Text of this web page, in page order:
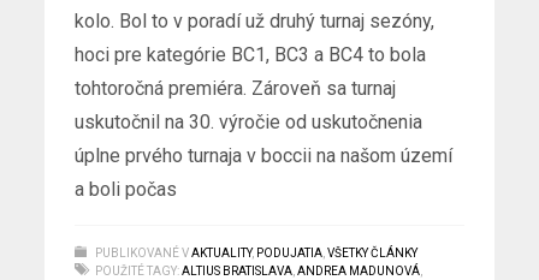
kolo. Bol to v poradí už druhý turnaj sezóny,
hoci pre kategórie BC1, BC3 a BC4 to bola
tohtoročná premiéra. Zároveň sa turnaj
uskutočnil na 30. výročie od uskutočnenia
úplne prvého turnaja v boccii na našom území
a boli počas
PUBLIKOVANÉ V AKTUALITY, PODUJATIA ,VŠETKY ČLÁNKY
POUŽITÉ TAGY: ALTIUS BRATISLAVA ,ANDREA MADUNOVÁ